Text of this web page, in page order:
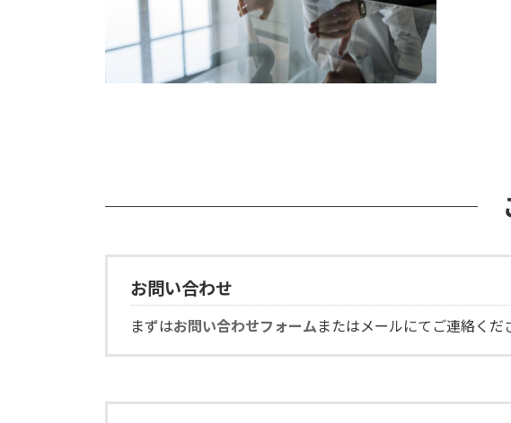
お問い合わせ
まずはお問い合わせフォーム またはメールにてご連絡くだ